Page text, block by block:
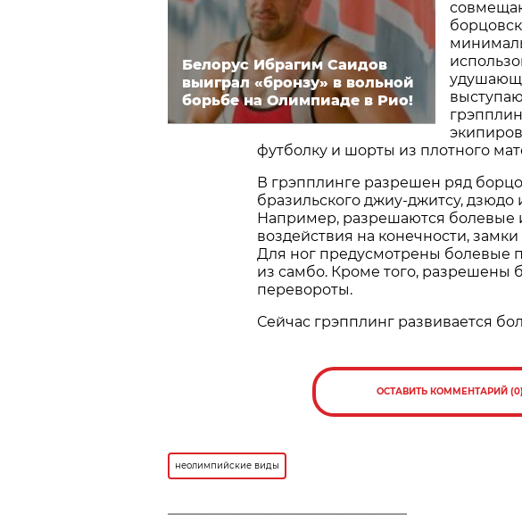
Белорус Ибрагим Саидов
выиграл «бронзу» в вольной
борьбе на Олимпиаде в Рио!
футболку и шорты из плотного
В грэпплинге разрешен ряд
бразильского джиу-джитсу,
Например, разрешаются
воздействия на конечности, замки
Для ног предусмотрены болевые
из самбо. Кроме того, разрешены
перевороты.
Сейчас грэпплинг развивается
ОСТАВИТЬ КОММЕНТАРИЙ (0)
неолимпийские виды